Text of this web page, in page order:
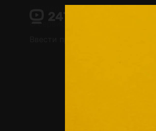
Поддержка:support@24h.tv